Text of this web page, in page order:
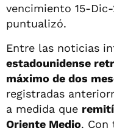
vencimiento 15-
puntualizó.
Entre las noticias
estadounidense
máximo de dos
registradas
a medida que
Oriente Medio. Con